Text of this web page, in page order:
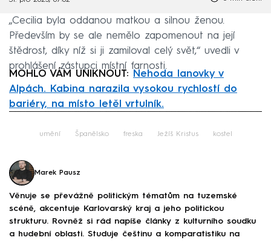
„Cecilia byla oddanou matkou a silnou ženou.
Především by se ale nemělo zapomenout na její
štědrost, díky níž si ji zamiloval celý svět,“ uvedli v
prohlášení zástupci místní farnosti.
MOHLO VÁM UNIKNOUT:
Nehoda lanovky v
Alpách. Kabina narazila vysokou rychlostí do
bariéry, na místo letěl vrtulník.
umění Španělsko freska Ježíš Kristus kostel
Marek Pausz
Věnuje se převážně politickým tématům na tuzemské
scéně, akcentuje Karlovarský kraj a jeho politickou
strukturu. Rovněž si rád napíše články z kulturního soudku
a hudební oblasti. Studuje češtinu a komparatistiku na